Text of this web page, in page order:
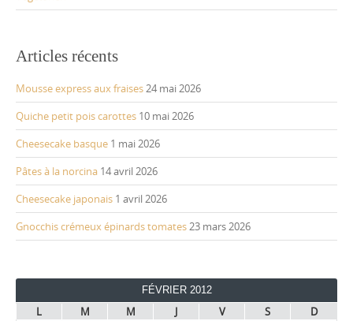
Articles récents
Mousse express aux fraises24 mai 2026
Quiche petit pois carottes 10 mai 2026
Cheesecake basque 1 mai 2026
Pâtes à la norcina 14 avril 2026
Cheesecake japonais 1 avril 2026
Gnocchis crémeux épinards tomates23 mars 2026
FÉVRIER 2012
L M M J V S
D